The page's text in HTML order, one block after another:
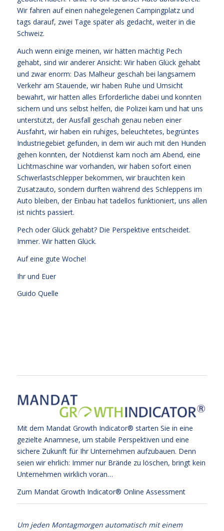
Wir fahren auf einen nahegelegenen Campingplatz und
tags darauf, zwei Tage später als gedacht, weiter in die
Schweiz.
Auch wenn einige meinen, wir hätten mächtig Pech
gehabt, sind wir anderer Ansicht: Wir haben Glück gehabt
und zwar enorm: Das Malheur geschah bei langsamem
Verkehr am Stauende, wir haben Ruhe und Umsicht
bewahrt, wir hatten alles Erforderliche dabei und konnten
sichern und uns selbst helfen, die Polizei kam und hat uns
unterstützt, der Ausfall geschah genau neben einer
Ausfahrt, wir haben ein ruhiges, beleuchtetes, begrüntes
Industriegebiet gefunden, in dem wir auch mit den Hunden
gehen konnten, der Notdienst kam noch am Abend, eine
Lichtmaschine war vorhanden, wir haben sofort einen
Schwerlastschlepper bekommen, wir brauchten kein
Zusatzauto, sondern durften während des Schleppens im
Auto bleiben, der Einbau hat tadellos funktioniert, uns allen
ist nichts passiert.
Pech oder Glück gehabt? Die Perspektive entscheidet.
Immer. Wir hatten Glück.
Auf eine gute Woche!
Ihr und Euer
Guido Quelle
Mit dem Mandat Growth Indicator® starten Sie in eine
gezielte Anamnese, um stabile Perspektiven und eine
sichere Zukunft für Ihr Unternehmen aufzubauen. Denn
seien wir ehrlich: Immer nur Brände zu löschen, bringt kein
Unternehmen wirklich voran…
Zum Mandat Growth Indicator® Online Assessment
Um jeden Montagmorgen automatisch mit einem